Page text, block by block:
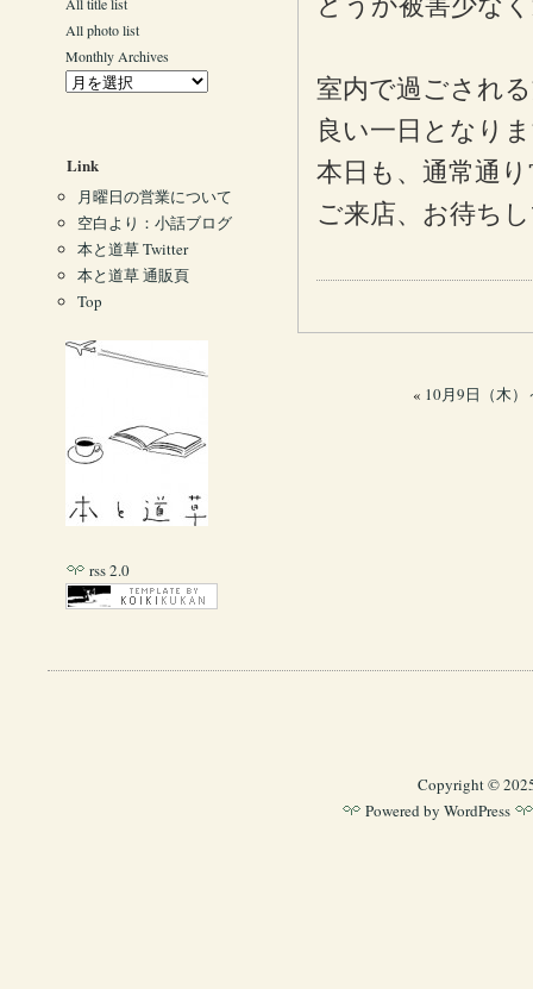
室内で過ごされ
良い一日となり
本日も、通常通
ご来店、お待ち
« 10月9日（木）
All photo list
Monthly Archives
Link
月曜日の営業について
空白より：小話ブログ
本と道草 Twitter
本と道草 通販頁
Top
rss 2.0
Copyright ©
Powered by WordPress